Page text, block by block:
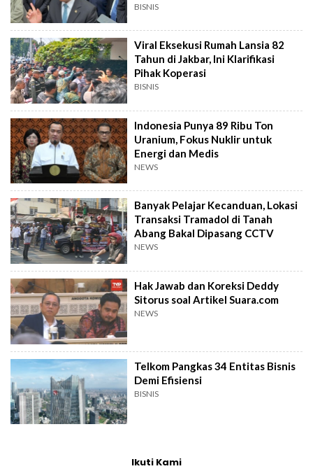
BISNIS
Viral Eksekusi Rumah Lansia 82
Tahun di Jakbar, Ini Klarifikasi
Pihak Koperasi
BISNIS
Indonesia Punya 89 Ribu Ton
Uranium, Fokus Nuklir untuk
Energi dan Medis
NEWS
Banyak Pelajar Kecanduan, Lokasi
Transaksi Tramadol di Tanah
Abang Bakal Dipasang CCTV
NEWS
Hak Jawab dan Koreksi Deddy
Sitorus soal Artikel Suara.com
NEWS
Telkom Pangkas 34 Entitas Bisnis
Demi Efisiensi
BISNIS
Ikuti Kami